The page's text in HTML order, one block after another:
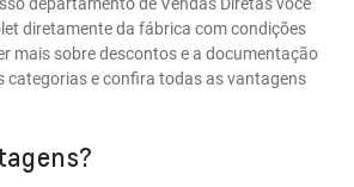
diretamente da fábrica com condições
mais sobre descontos e a documentação
categorias e confira todas as vantagens